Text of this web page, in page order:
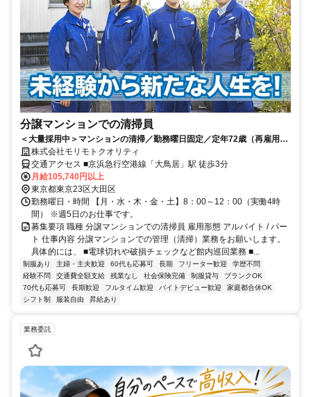
分譲マンションでの清掃員
＜大量採用中＞マンションの清掃／勤務曜日固定／定年72歳（再雇用あ
り）／安定収入の月給制【面接1回】
株式会社モリモトクオリティ
交通アクセス ■京浜急行空港線「大鳥居」駅 徒歩3分
月給105,740円以上
東京都東京23区大田区
勤務曜日・時間 【月・水・木・金・土】8：00～12：00（実働4時
間） ※週5日のお仕事です。
募集要項 職種 分譲マンションでの清掃員 雇用形態 アルバイト / パー
ト 仕事内容 分譲マンションでの管理（清掃）業務をお願いします。
具体的には、 ■電球切れや破損チェックなど館内巡回業務 ■...
制服あり 主婦・主夫歓迎 60代も応募可 長期 フリーター歓迎
学歴不問
経験不問
交通費全額支給 残業なし 社会保険完備 制服貸与
ブランクOK
70代も応募可
長期歓迎 フルタイム歓迎 バイトデビュー歓迎
家庭都合休OK
シフト制
服装自由 昇給あり
業務委託